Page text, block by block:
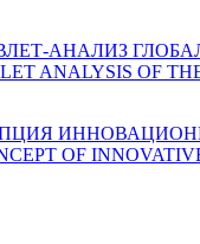
АНАЛИЗ
ANALYSIS OF
OF